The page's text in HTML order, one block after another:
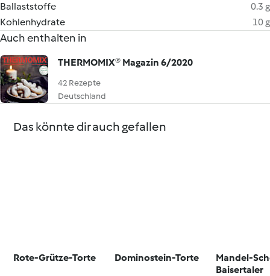
Ballaststoffe
0.3 g
Kohlenhydrate
10 g
Auch enthalten in
THERMOMIX® Magazin 6/2020
42 Rezepte
Deutschland
Das könnte dir auch gefallen
Rote-Grütze-Torte Dominostein-Torte
Mandel-
Baisertaler